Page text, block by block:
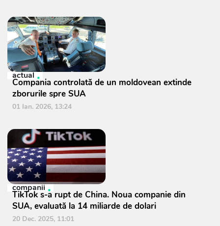
actual
Compania controlată de un moldovean extinde
zborurile spre SUA
01 Ian. 2026, 13:24
companii
TikTok s-a rupt de China. Noua companie din
SUA, evaluată la 14 miliarde de dolari
20 Dec. 2025, 11:01